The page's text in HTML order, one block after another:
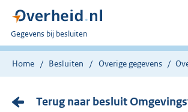
U
bent
nu
Gegevens bij besluiten
Home Besluiten Overige gegevens
Terug naar besluit